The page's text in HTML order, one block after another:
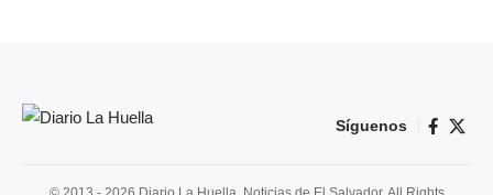
Síguenos